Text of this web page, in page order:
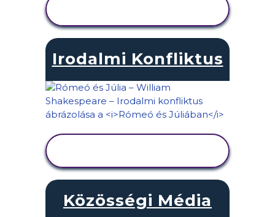
Irodalmi Konfliktus
Közösségi Média